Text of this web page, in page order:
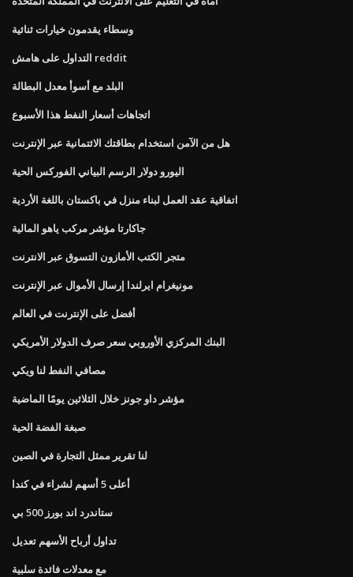
وسطاء يقدمون خيارات ثنائية
التداول على هامش reddit
البلد مع أسوأ معدل البطالة
اتجاهات أسعار النفط هذا الأسبوع
هل من الآمن استخدام بطاقتك الائتمانية عبر الإنترنت
اليورو دولار الرسم البياني الفوركس الحية
اتفاقية عقد العمل لبناء منزل في باكستان باللغة الأردية
جاكارتا مؤشر مركب ياهو المالية
متجر الكتب الأمازون التسوق عبر الانترنت
مونيغرام ايرلندا إرسال الأموال عبر الإنترنت
أفضل على الإنترنت في العالم
البنك المركزي الأوروبي سعر صرف الدولار الأمريكي
مصافي النفط لنا ويكي
مؤشر داو جونز خلال الثلاثين يومًا الماضية
صبغة الفضة الحية
لنا تقرير ممثل التجارة في الصين
أعلى 5 أسهم لشراء في كندا
ستاندرد اند بورز 500 بي
تداول أرباح الأسهم تعديل
مع معدلات فائدة سلبية